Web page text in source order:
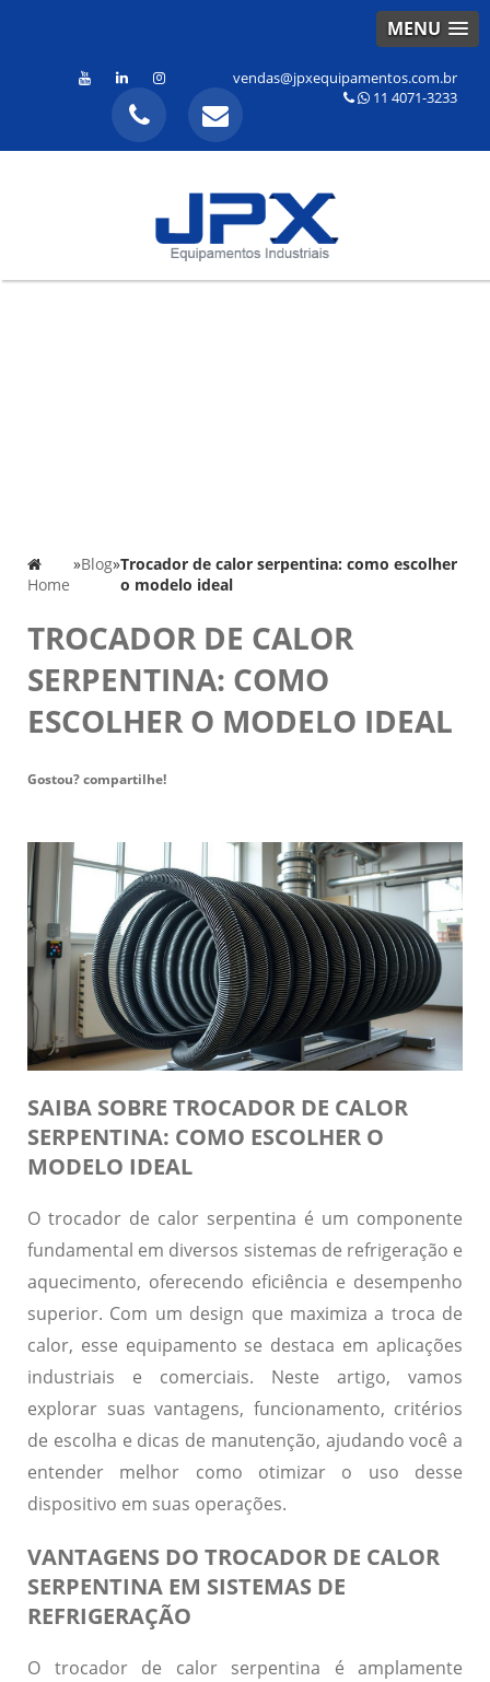
MENU
vendas@jpxequipamentos.com.br
11 4071-3233
Home
»Blog»Trocador de calor serpentina: como escolher
o modelo ideal
TROCADOR DE CALOR
SERPENTINA: COMO
ESCOLHER O MODELO IDEAL
Gostou? compartilhe!
SAIBA SOBRE TROCADOR DE CALOR
SERPENTINA: COMO ESCOLHER O
MODELO IDEAL
O trocador de calor serpentina é um componente
fundamental em diversos sistemas de refrigeração e
aquecimento, oferecendo eficiência e desempenho
superior. Com um design que maximiza a troca de
calor, esse equipamento se destaca em aplicações
industriais e comerciais. Neste artigo, vamos
explorar suas vantagens, funcionamento, critérios
de escolha e dicas de manutenção, ajudando você a
entender melhor como otimizar o uso desse
dispositivo em suas operações.
VANTAGENS DO TROCADOR DE CALOR
SERPENTINA EM SISTEMAS DE
REFRIGERAÇÃO
O trocador de calor serpentina é amplamente